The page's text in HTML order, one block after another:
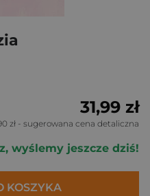
31,99 zł
zł - sugerowana cena detaliczna
wyślemy jeszcze dziś!
KOSZYKA